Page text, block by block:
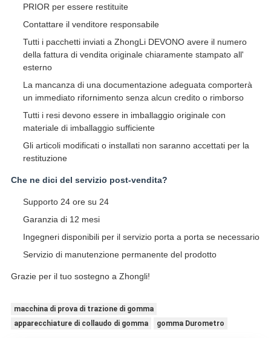
PRIOR per essere restituite
Contattare il venditore responsabile
Tutti i pacchetti inviati a ZhongLi DEVONO avere il numero
della fattura di vendita originale chiaramente stampato all'
esterno
La mancanza di una documentazione adeguata comporterà
un immediato rifornimento senza alcun credito o rimborso
Tutti i resi devono essere in imballaggio originale con
materiale di imballaggio sufficiente
Gli articoli modificati o installati non saranno accettati per la
restituzione
Che ne dici del servizio post-vendita?
Supporto 24 ore su 24
Garanzia di 12 mesi
Ingegneri disponibili per il servizio porta a porta se necessario
Servizio di manutenzione permanente del prodotto
Grazie per il tuo sostegno a Zhongli!
macchina di prova di trazione di gomma
apparecchiature di collaudo di gomma
gomma Durometro